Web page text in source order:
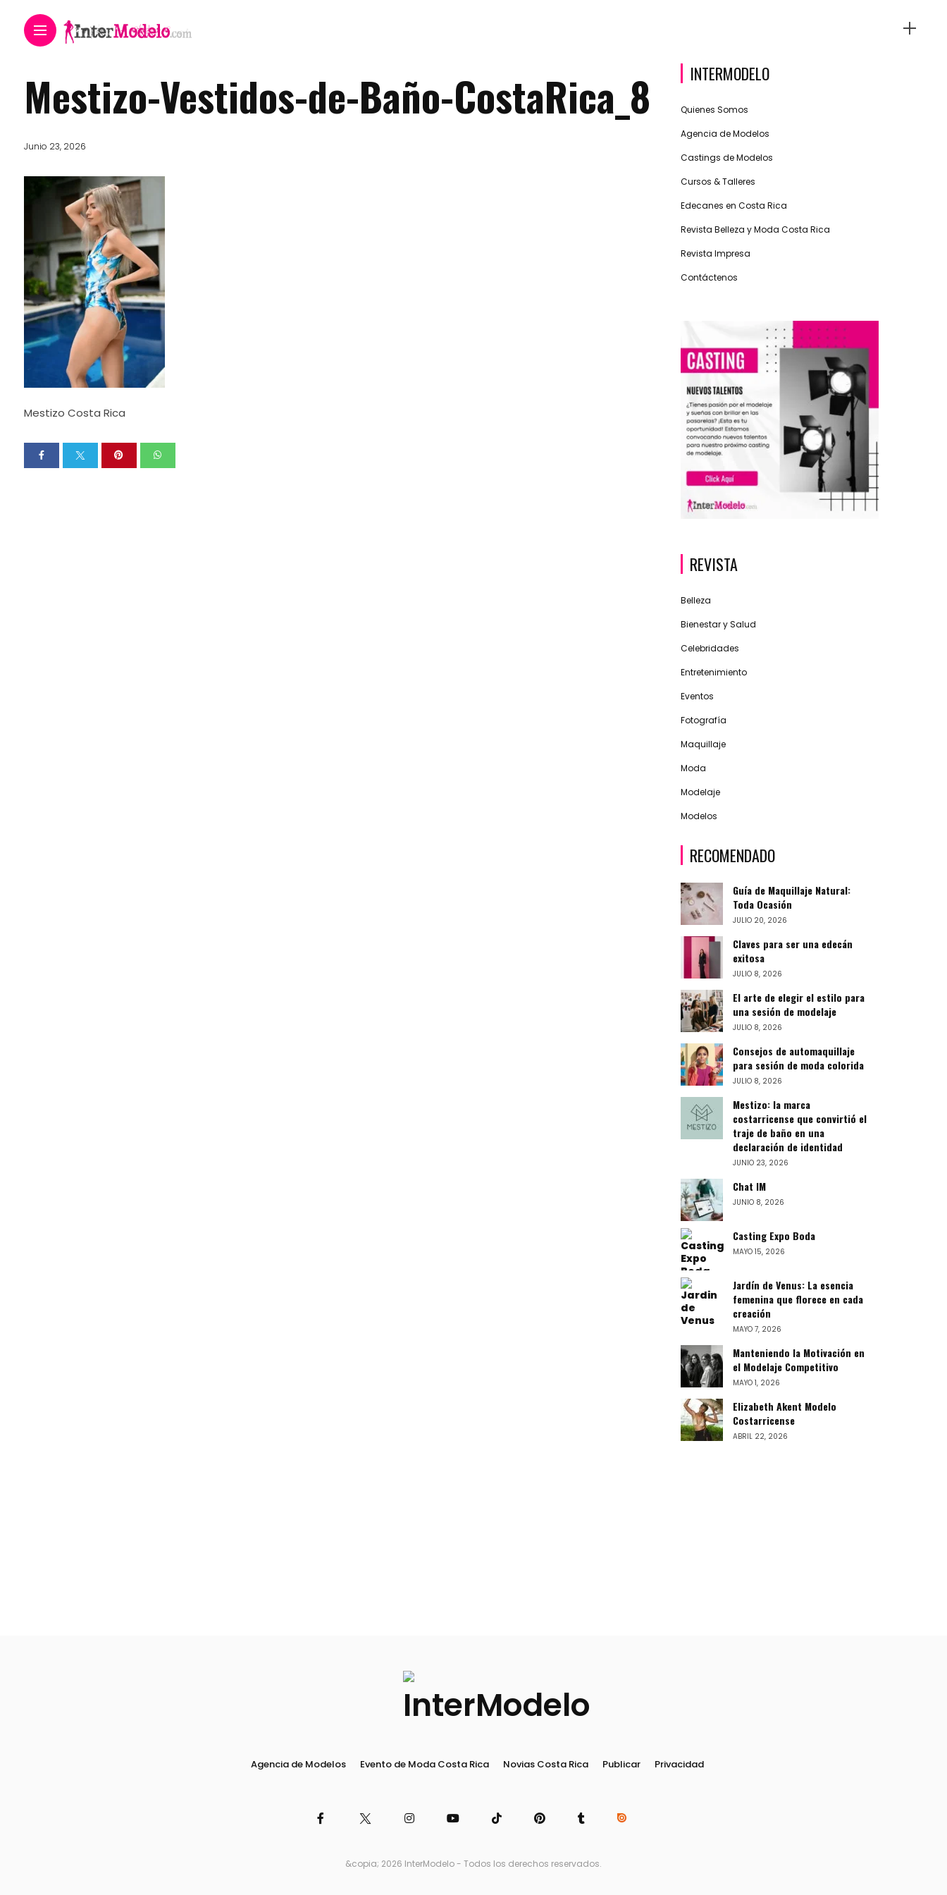
Mestizo-Vestidos-de-Baño-CostaRica_8
Junio 23, 2026
Mestizo Costa Rica
INTERMODELO
Quienes Somos
Agencia de Modelos
Castings de Modelos
Cursos & Talleres
Edecanes en Costa Rica
Revista Belleza y Moda Costa Rica
Revista Impresa
Contáctenos
REVISTA
Belleza
Bienestar y Salud
Celebridades
Entretenimiento
Eventos
Fotografía
Maquillaje
Moda
Modelaje
Modelos
RECOMENDADO
Guía de Maquillaje Natural:
Toda Ocasión
JULIO 20, 2026
Claves para ser una edecán
exitosa
JULIO 8, 2026
El arte de elegir el estilo para
una sesión de modelaje
JULIO 8, 2026
Consejos de automaquillaje
para sesión de moda colorida
JULIO 8, 2026
Mestizo: la marca
costarricense que convirtió el
traje de baño en una
declaración de identidad
JUNIO 23, 2026
Chat IM
JUNIO 8, 2026
Casting Expo Boda
MAYO 15, 2026
Jardín de Venus: La esencia
femenina que florece en cada
creación
MAYO 7, 2026
Manteniendo la Motivación en
el Modelaje Competitivo
MAYO 1, 2026
Elizabeth Akent Modelo
Costarricense
ABRIL 22, 2026
Agencia de Modelos Evento de Moda Costa Rica Novias Costa Rica Publicar Privacidad
&copia; 2026 InterModelo - Todos los derechos reservados.